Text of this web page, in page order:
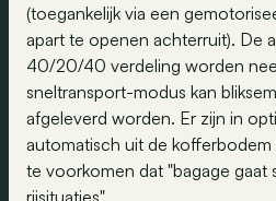
(toegankelijk via een
apart te openen achterruit). De
40/20/40 verdeling worden
sneltransport-modus kan
afgeleverd worden. Er zijn in
automatisch uit de
te voorkomen dat "bagage gaat
rijsituaties".